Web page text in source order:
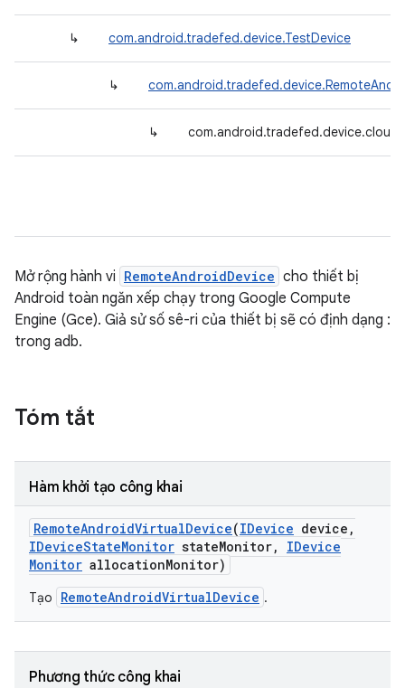
↳ com.android.tradefed.device.TestDevice
↳
↳
Mở rộng hành vi RemoteAndroidDevice cho thiết bị
Android toàn ngăn xếp chạy trong Google Compute
Engine (Gce). Giả sử số sê-ri của thiết bị sẽ có định dạng :
trong adb.
Tóm tắt
Hàm khởi tạo công khai
RemoteAndroidVirtualDevice(IDevice device ,
IDeviceStateMonitor stateMonitor,
IDevice
Monitor allocationMonitor)
Tạo RemoteAndroidVirtualDevice .
Phương thức công khai